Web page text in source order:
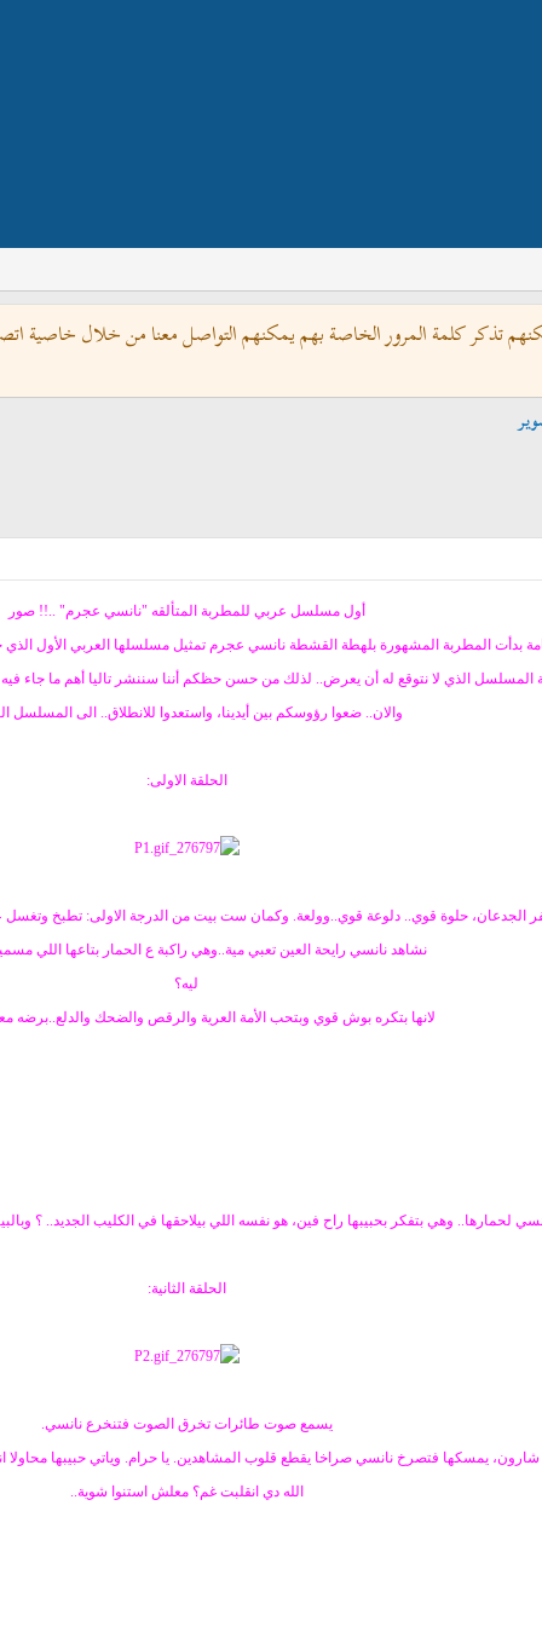
تذكر كلمة المرور الخاصة بهم يمكنهم التواصل معنا من خلال خاصية
أول مسلسل عربي للمطربة المتألقه "نانسي عجرم" ..!! صور
بدأت المطربة المشهورة بلهطة القشطة نانسي عجرم تمثيل مسلسلها العربي الأول الذي
الذي لا نتوقع له أن يعرض.. لذلك من حسن حظكم أننا سننشر تاليا أهم ما جاء
والان.. ضعوا رؤوسكم بين أيدينا، واستعدوا للانطلاق.. الى المسلسل
الحلقة الاولى:
الجدعان، حلوة قوي.. دلوعة قوي..وولعة. وكمان ست بيت من الدرجة الاولى: تطبخ
نشاهد نانسي رايحة العين تعبي مية..وهي راكبة ع الحمار بتاعها اللي
ليه؟
لانها بتكره بوش قوي وبتحب الأمة العرية والرقص والضحك والدلع..برضه
لحمارها.. وهي بتفكر بحبيبها راح فين، هو نفسه اللي بيلاحقها في الكليب الجديد.. ؟
الحلقة الثانية:
يسمع صوت طائرات تخرق الصوت فتنخرع نانسي.
يمسكها فتصرخ نانسي صراخا يقطع قلوب المشاهدين. يا حرام. وياتي حبيبها محاولا
الله دي انقلبت غم؟ معلش استنوا شوية..